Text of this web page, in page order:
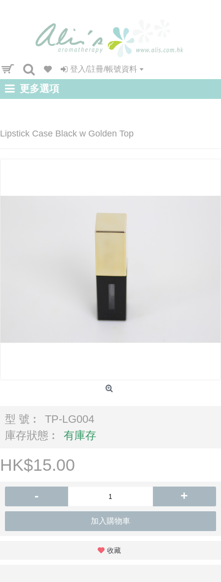
登入/註冊/帳號資料
更多選項
Lipstick Case Black w Golden Top
型 號︰
TP-LG004
庫存狀態︰
有庫存
HK$15.00
- +
加入購物車
收藏